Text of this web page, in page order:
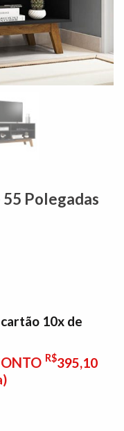
Polegadas
10x de
R$395,10